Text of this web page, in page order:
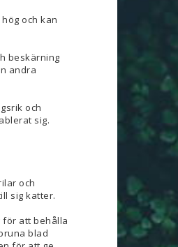
och kan
beskärning
andra
och
sig.
och
sig katter.
för att behålla
blad